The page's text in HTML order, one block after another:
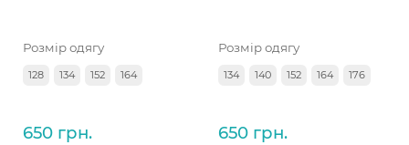
Розмір одягу
128 134 152 164
650 грн.
Розмір одягу
134 140 152 164 176
650 грн.